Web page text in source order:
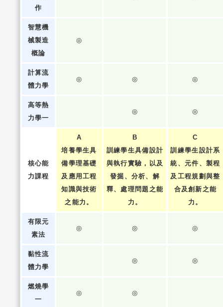
作
智慧機
械製造
概論
◎
計算流
體力學
◎ ◎ ◎
高等熱
力學一
◎ ◎
核心能
力課程
A
培養學生具
備學理基礎
及應用工程
知識與技術
之能力。
B
訓練學生具備設計
與執行實驗，以及
發掘、分析、解
釋、處理問題之能
力。
C
訓練學生設計系
統、元件、製程
及工程規劃與整
合及創新之能
力。
有限元
素法
◎ ◎ ◎
黏性流
體力學
◎ ◎
燃燒學
一
◎ ◎